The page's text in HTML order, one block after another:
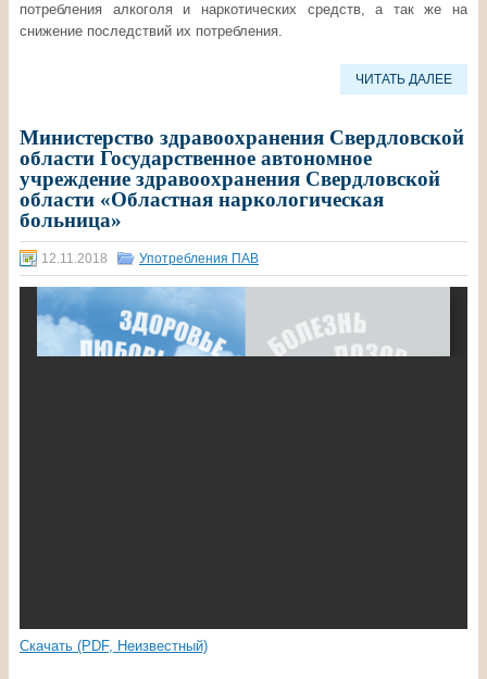
потребления алкоголя и наркотических средств, а так же на
снижение последствий их потребления.
ЧИТАТЬ ДАЛЕЕ
Министерство здравоохранения Свердловской
области Государственное автономное
учреждение здравоохранения Свердловской
области «Областная наркологическая
больница»
12.11.2018 Употребления ПАВ
Скачать (PDF, Неизвестный)